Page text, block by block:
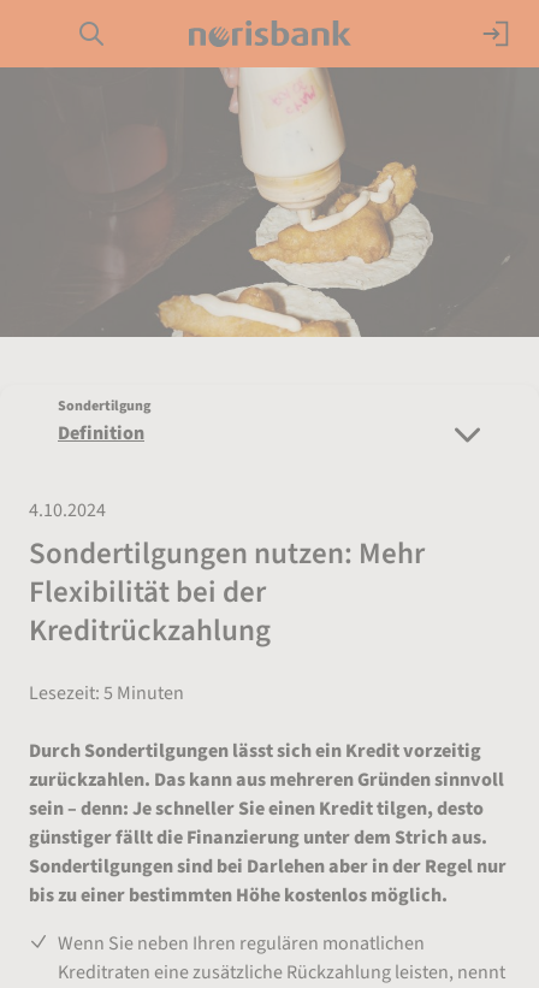
Direkt zur Hauptnavigation (Enter drücken)
Direkt zur Suche (Enter drücken)
Direkt zum Hauptinhalt (Enter drücken)
Sondertilgung
Definition
4.10.2024
Sondertilgungen nutzen: Mehr
Flexibilität bei der
Kreditrückzahlung
Lesezeit: 5 Minuten
Durch Sondertilgungen lässt sich ein Kredit vorzeitig
zurückzahlen. Das kann aus mehreren Gründen sinnvoll
sein – denn: Je schneller Sie einen Kredit tilgen, desto
günstiger fällt die Finanzierung unter dem Strich aus.
Sondertilgungen sind bei Darlehen aber in der Regel nur
bis zu einer bestimmten Höhe kostenlos möglich.
Wenn Sie neben Ihren regulären monatlichen
Kreditraten eine zusätzliche Rückzahlung leisten, nennt